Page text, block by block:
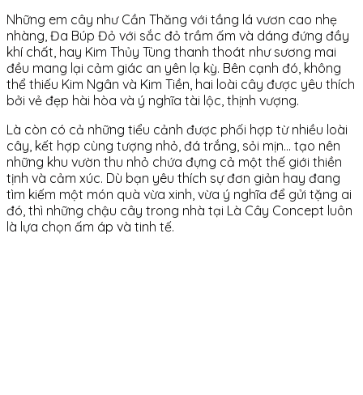
Những em cây như Cần Thăng với tầng lá vươn cao nhẹ
nhàng, Đa Búp Đỏ với sắc đỏ trầm ấm và dáng đứng đầy
khí chất, hay Kim Thủy Tùng thanh thoát như sương mai
đều mang lại cảm giác an yên lạ kỳ. Bên cạnh đó, không
thể thiếu Kim Ngân và Kim Tiền, hai loài cây được yêu thích
bởi vẻ đẹp hài hòa và ý nghĩa tài lộc, thịnh vượng.
Là còn có cả những tiểu cảnh được phối hợp từ nhiều loài
cây, kết hợp cùng tượng nhỏ, đá trắng, sỏi mịn… tạo nên
những khu vườn thu nhỏ chứa đựng cả một thế giới thiền
tịnh và cảm xúc. Dù bạn yêu thích sự đơn giản hay đang
tìm kiếm một món quà vừa xinh, vừa ý nghĩa để gửi tặng ai
đó, thì những chậu cây trong nhà tại Là Cây Concept luôn
là lựa chọn ấm áp và tinh tế.